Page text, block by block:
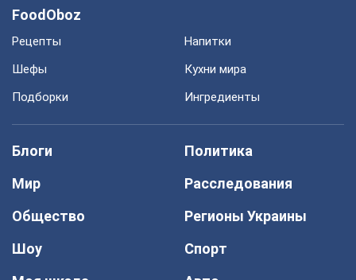
FoodOboz
Рецепты
Напитки
Шефы
Кухни мира
Подборки
Ингредиенты
Блоги
Политика
Мир
Расследования
Общество
Регионы Украины
Шоу
Спорт